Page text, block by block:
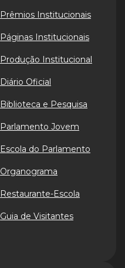
Prêmios Institucionais
Páginas Institucionais
Produção Institucional
Diário Oficial
Biblioteca e Pesquisa
Parlamento Jovem
Escola do Parlamento
Organograma
Restaurante-Escola
Guia de Visitantes